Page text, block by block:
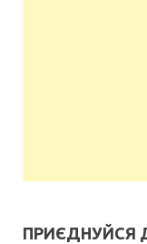
ПРИЄДНУЙСЯ